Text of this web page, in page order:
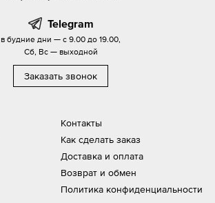
Контакты
Как сделать заказ
Доставка и оплата
Возврат и обмен
Политика конфиденциальности
Telegram
в будние дни — с 9.00 до 19.00,
Сб, Вс — выходной
Заказать звонок